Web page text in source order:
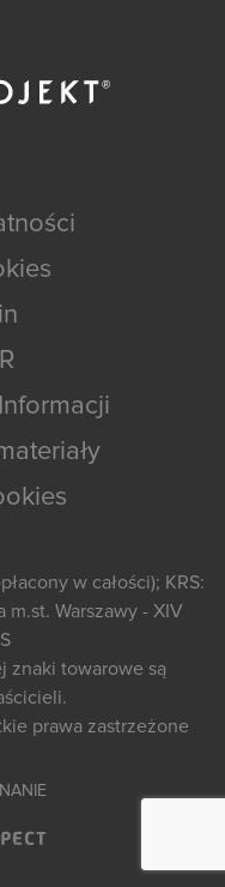
w całości); KRS:
Warszawy - XIV
znaki towarowe są
prawa zastrzeżone